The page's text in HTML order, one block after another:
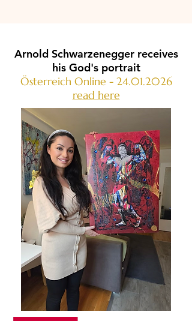
Arnold Schwarzenegger receives
his God's portrait
Österreich Online - 24.01.2026
read here